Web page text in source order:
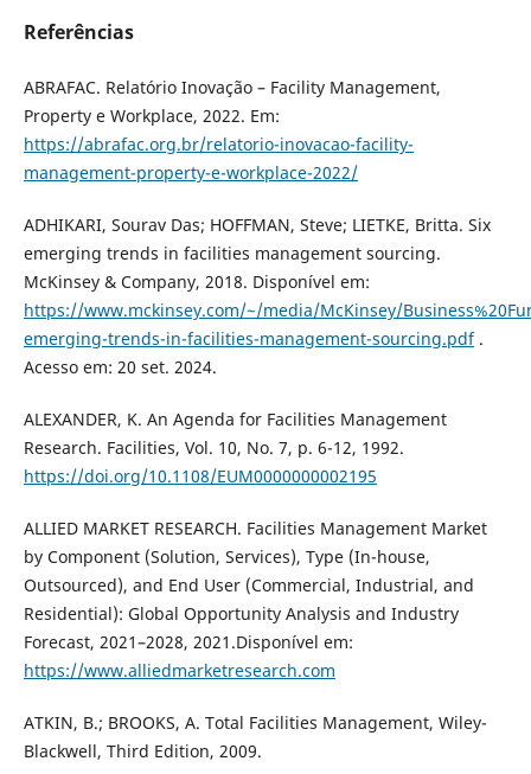
Referências
ABRAFAC. Relatório Inovação – Facility Management,
Property e Workplace, 2022. Em:
https://abrafac.org.br/relatorio-inovacao-facility-
management-property-e-workplace-2022/
ADHIKARI, Sourav Das; HOFFMAN, Steve; LIETKE, Britta. Six
emerging trends in facilities management sourcing.
McKinsey & Company, 2018. Disponível em:
https://www.mckinsey.com/~/media/McKinsey/
emerging-trends-in-facilities-management-sourcing.pdf.
Acesso em: 20 set. 2024.
ALEXANDER, K. An Agenda for Facilities Management
Research. Facilities, Vol. 10, No. 7, p. 6-12, 1992.
https://doi.org/10.1108/EUM0000000002195
ALLIED MARKET RESEARCH. Facilities Management Market
by Component (Solution, Services), Type (In-house,
Outsourced), and End User (Commercial, Industrial, and
Residential): Global Opportunity Analysis and Industry
Forecast, 2021–2028, 2021.Disponível em:
https://www.alliedmarketresearch.com
ATKIN, B.; BROOKS, A. Total Facilities Management, Wiley-
Blackwell, Third Edition, 2009.